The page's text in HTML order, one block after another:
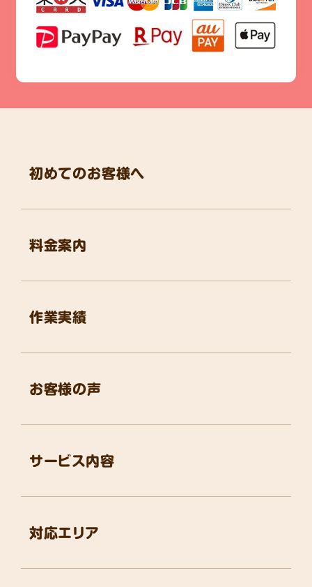
初めてのお客様へ
料金案内
作業実績
お客様の声
サービス内容
対応エリア